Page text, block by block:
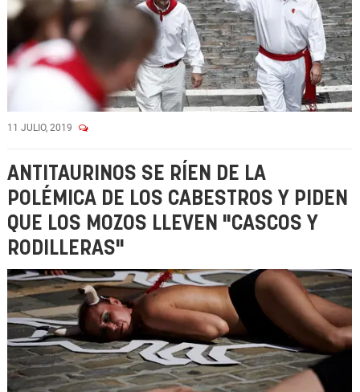
11 JULIO, 2019
ANTITAURINOS SE RÍEN DE LA
POLÉMICA DE LOS CABESTROS Y PIDEN
QUE LOS MOZOS LLEVEN "CASCOS Y
RODILLERAS"